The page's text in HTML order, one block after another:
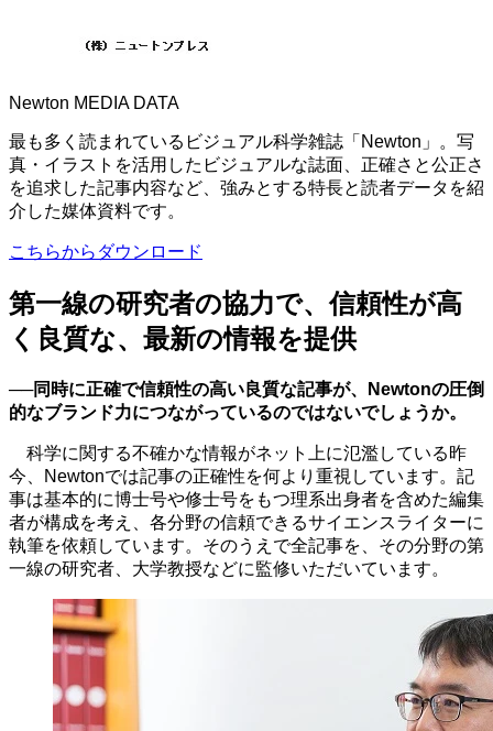
Newton MEDIA DATA
最も多く読まれているビジュアル科学雑誌「Newton」。写
真・イラストを活用したビジュアルな誌面、正確さと公正さ
を追求した記事内容など、強みとする特長と読者データを紹
介した媒体資料です。
こちらからダウンロード
第一線の研究者の協力で、信頼性が高
く良質な、最新の情報を提供
──同時に正確で信頼性の高い良質な記事が、 Newtonの圧倒
的なブランド力につながっているのではないでしょうか。
科学に関する不確かな情報がネット上に氾濫している昨
今、
Newtonでは記事の正確性を何より重視しています。記
事は基本的に博士号や修士号をもつ理系出身者を含めた編集
者が構成を考え、各分野の信頼できるサイエンスライターに
執筆を依頼しています。そのうえで全記事を、その分野の第
一線の研究者、大学教授などに監修いただいています。